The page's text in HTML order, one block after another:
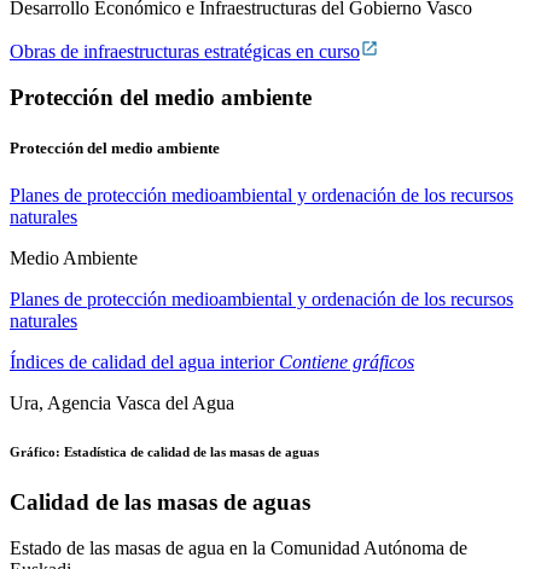
Desarrollo Económico e Infraestructuras del Gobierno Vasco
Obras de infraestructuras estratégicas en curso
Protección del medio ambiente
Protección del medio ambiente
Planes de protección medioambiental y ordenación de los recursos
naturales
Medio Ambiente
Planes de protección medioambiental y ordenación de los recursos
naturales
Índices de calidad del agua interior Contiene gráficos
Ura, Agencia Vasca del Agua
Gráfico: Estadística de calidad de las masas de aguas
Calidad de las masas de aguas
Estado de las masas de agua en la Comunidad Autónoma de